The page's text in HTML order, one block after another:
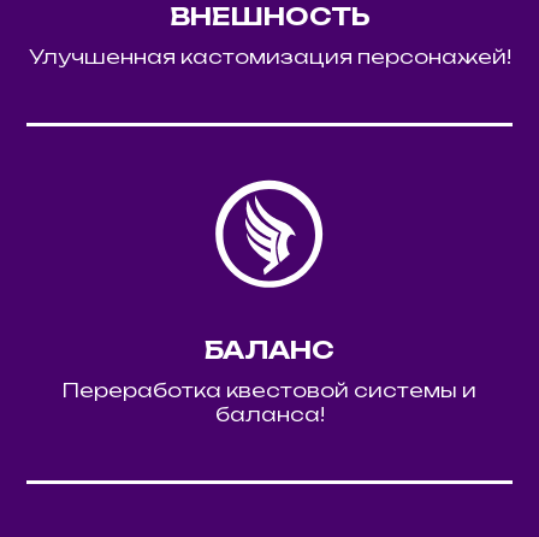
ВНЕШНОСТЬ
Улучшенная кастомизация персонажей!
БАЛАНС
Переработка квестовой системы и
баланса!